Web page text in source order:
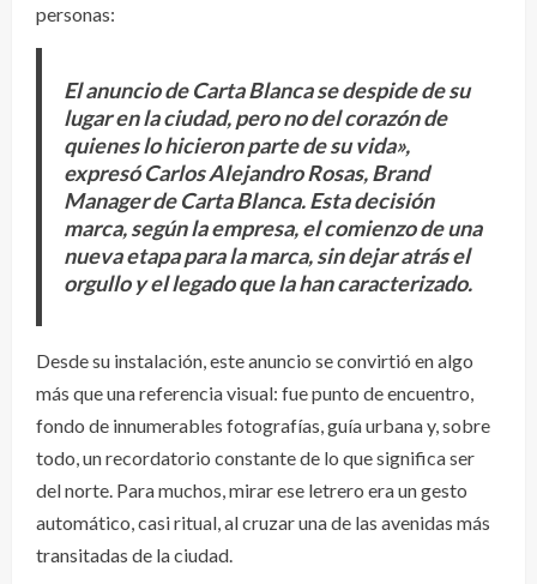
personas:
El anuncio de Carta Blanca se despide de su
lugar en la ciudad, pero no del corazón de
quienes lo hicieron parte de su vida»,
expresó Carlos Alejandro Rosas, Brand
Manager de Carta Blanca. Esta decisión
marca, según la empresa, el comienzo de una
nueva etapa para la marca, sin dejar atrás el
orgullo y el legado que la han caracterizado.
Desde su instalación, este anuncio se convirtió en algo
más que una referencia visual: fue punto de encuentro,
fondo de innumerables fotografías, guía urbana y, sobre
todo, un recordatorio constante de lo que significa ser
del norte. Para muchos, mirar ese letrero era un gesto
automático, casi ritual, al cruzar una de las avenidas más
transitadas de la ciudad.